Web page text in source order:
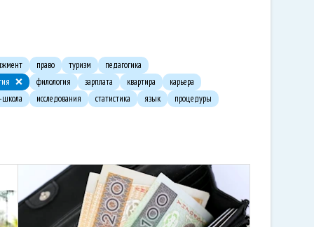
право туризм
педагогика
филология зарплата квартира
карьера
школа
исследования статистика язык процедуры